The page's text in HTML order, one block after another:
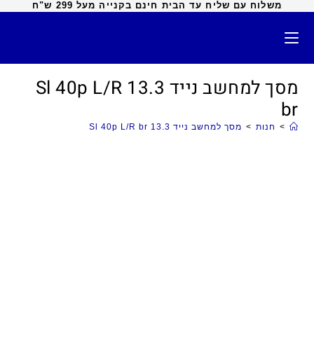
משלוח עם שליח עד הבית חינם בקנייה מעל 299 ש"ח
מסך למחשב נייד 13.3 Sl 40p L/R
br
> חנות > מסך למחשב נייד 13.3 Sl 40p L/R br